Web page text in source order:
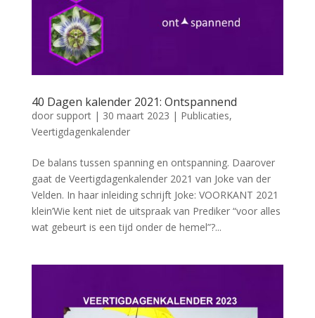
40 Dagen kalender 2021: Ontspannend
door support| 30 maart 2023 | Publicaties,
Veertigdagenkalender
De balans tussen spanning en ontspanning. Daarover
gaat de Veertigdagenkalender 2021 van Joke van der
Velden. In haar inleiding schrijft Joke: VOORKANT 2021
klein’Wie kent niet de uitspraak van Prediker “voor alles
wat gebeurt is een tijd onder de hemel”?...